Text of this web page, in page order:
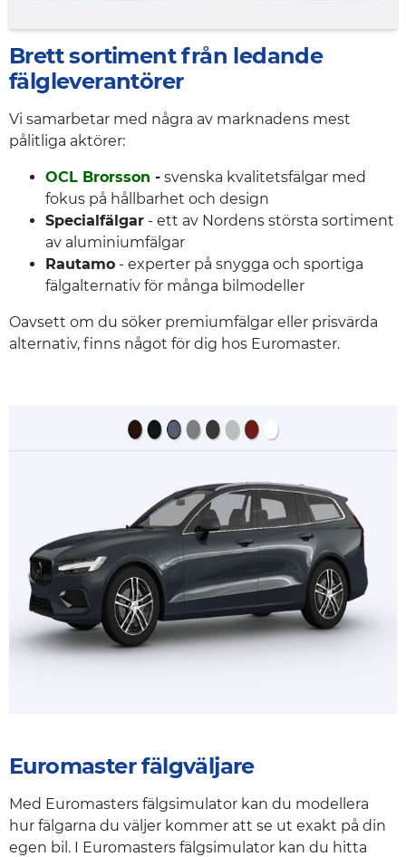
Brett sortiment från ledande
fälgleverantörer
Vi samarbetar med några av marknadens mest
pålitliga aktörer:
OCL Brorsson - svenska kvalitetsfälgar med
fokus på hållbarhet och design
Specialfälgar - ett av Nordens största sortiment
av aluminiumfälgar
Rautamo - experter på snygga och sportiga
fälgalternativ för många bilmodeller
Oavsett om du söker premiumfälgar eller prisvärda
alternativ, finns något för dig hos Euromaster.
Euromaster fälgväljare
Med Euromasters fälgsimulator kan du modellera
hur fälgarna du väljer kommer att se ut exakt på din
egen bil. I Euromasters fälgsimulator kan du hitta